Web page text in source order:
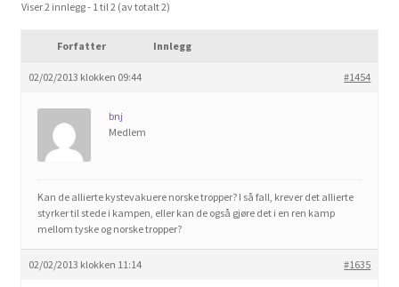
Om spillet
Videoer
Forum
Kontakt
Viser 2 innlegg - 1 til 2 (av totalt 2)
Forfatter Innlegg
02/02/2013 klokken 09:44 #1454
bnj
Medlem
Kan de allierte kystevakuere norske tropper? I så fall, krever det allierte
styrker til stede i kampen, eller kan de også gjøre det i en ren kamp
mellom tyske og norske tropper?
02/02/2013 klokken 11:14 #1635